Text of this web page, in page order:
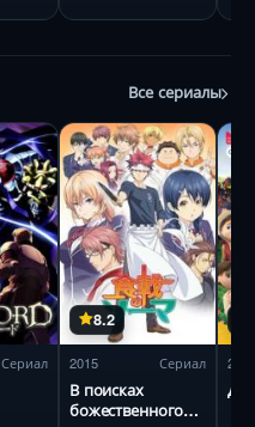
Все сериалы
Сериал
8.2
2015 Сериал
В поисках
божественного
2015